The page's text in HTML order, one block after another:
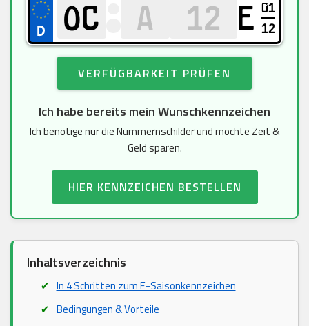
E 01
12
VERFÜGBARKEIT PRÜFEN
Ich habe bereits mein Wunschkennzeichen
Ich benötige nur die Nummernschilder und möchte Zeit &
Geld sparen.
HIER KENNZEICHEN BESTELLEN
Inhaltsverzeichnis
In 4 Schritten zum E-Saisonkennzeichen
Bedingungen & Vorteile